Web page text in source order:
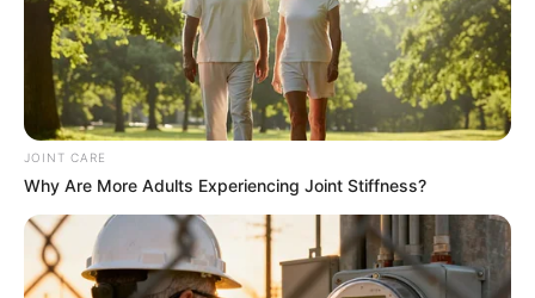
Culkin Cracks Up The Web With His Own Version
Of ‘Home Alone’
BRAINBERRIES
JOINT CARE
Why Are More Adults Experiencing Joint Stiffness?